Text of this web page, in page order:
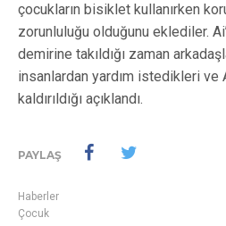
çocukların bisiklet kullanırken
zorunluluğu olduğunu eklediler.
demirine takıldığı zaman
insanlardan yardım istedikleri ve
kaldırıldığı açıklandı.
PAYLAŞ
Haberler
Çocuk